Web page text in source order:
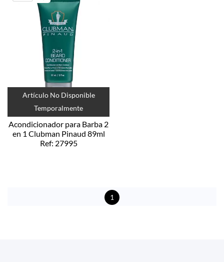
Artículo No Disponible
Temporalmente
Acondicionador para Barba 2
en 1 Clubman Pinaud 89ml
Ref: 27995
1